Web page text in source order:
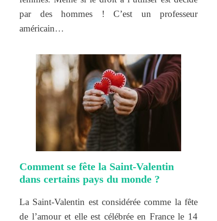
par des hommes ! C’est un professeur
américain…
Comment se fête la Saint-Valentin
dans certains pays du monde ?
La Saint-Valentin est considérée comme la fête
de l’amour et elle est célébrée en France le 14